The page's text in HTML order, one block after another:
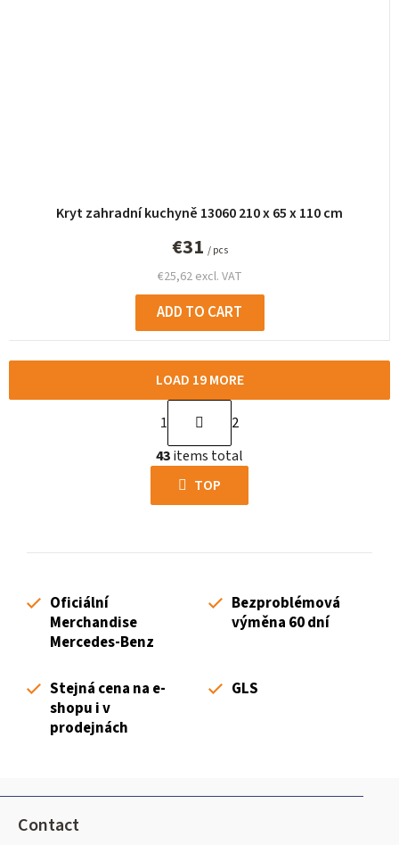
Kryt zahradní kuchyně 13060 210 x 65 x 110 cm
€25,62 excl. VAT
€31 / pcs
ADD TO CART
L
i
s
t
n
LOAD 19 MORE
a
g
i
n
i
1
2
43items total
TOP
Oficiální
Merchandise
Mercedes-Benz
Bezproblémová
výměna 60 dní
Stejná cena na e-
shopu i v
prodejnách
GLS
F
Contact